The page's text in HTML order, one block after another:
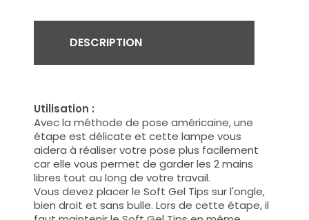
DESCRIPTION
Utilisation :
Avec la méthode de pose américaine, une
étape est délicate et cette lampe vous
aidera à réaliser votre pose plus facilement
car elle vous permet de garder les 2 mains
libres tout au long de votre travail.
Vous devez placer le Soft Gel Tips sur l'ongle,
bien droit et sans bulle. Lors de cette étape, il